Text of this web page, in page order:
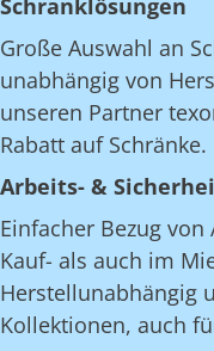
Schranklösungen
Große Auswahl an
unabhängig von
unseren Partner
Rabatt auf Schränke.
Arbeits- &
Einfacher Bezug
Kauf- als auch im
Herstellunabhängig
Kollektionen, auch